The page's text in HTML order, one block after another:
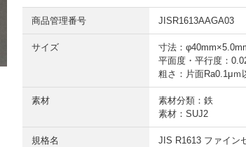
商品管理番号 JISR1613AAGA03
サイズ
寸法：
平面度・平行度：
粗さ：片面Ra0.1μｍ
素材
素材分類：鉄
素材：SUJ2
規格名
JIS R1613 ファイン